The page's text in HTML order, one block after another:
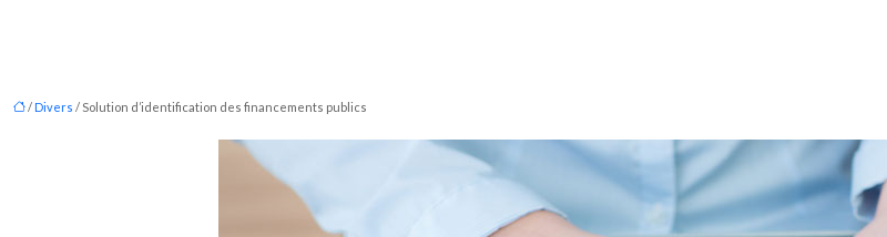
/ Divers / Solution d’identification des financements publics